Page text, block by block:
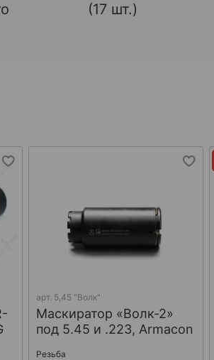
(17 шт.)
арт. 5,45 "Волк"
Маскиратор «Волк-2»
под 5.45 и .223, Armacon
Резьба